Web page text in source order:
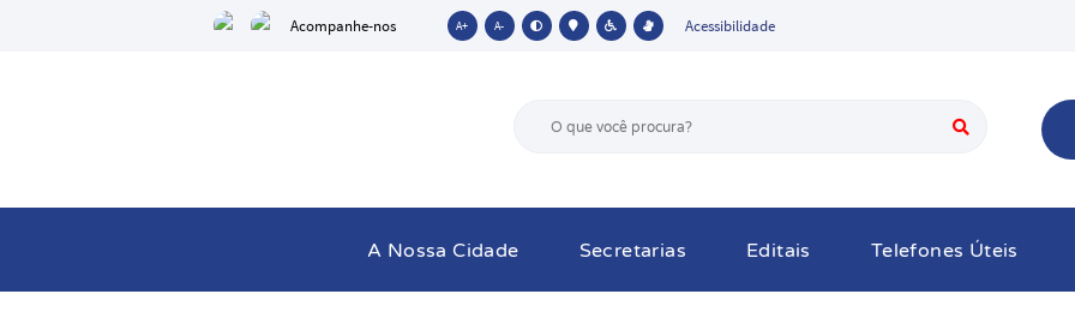
Acompanhe-nos A+ A- Acessibilidade
A Nossa Cidade Secretarias Editais Telefones Úteis